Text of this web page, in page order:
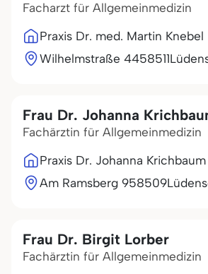
Facharzt für Allgemeinmedizin
Praxis Dr. med. Martin Knebel
Wilhelmstraße 4458511
Frau Dr. Johanna
Fachärztin für Allgemeinmedizin
Praxis Dr. Johanna Krichbaum
Am Ramsberg 958509
Frau Dr. Birgit Lorber
Fachärztin für Allgemeinmedizin